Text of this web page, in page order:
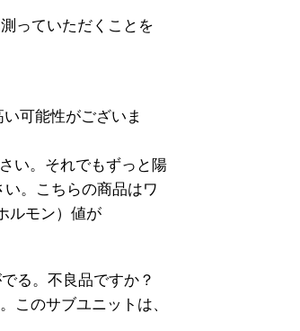
っていただくことを
可能性がございま
い。それでもずっと陽
。こちらの商品はワ
ルモン）値が
る。不良品ですか？
このサブユニットは、